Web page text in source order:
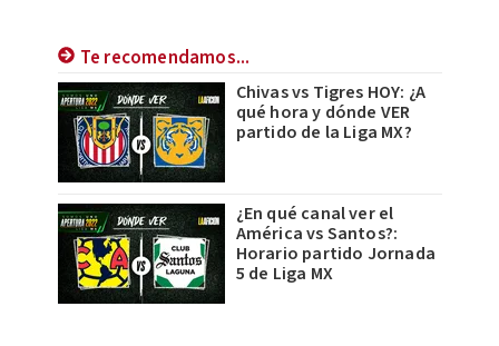
Te recomendamos...
Chivas vs Tigres HOY: ¿A
qué hora y dónde VER
partido de la Liga MX?
¿En qué canal ver el
América vs Santos?:
Horario partido Jornada
5 de Liga MX